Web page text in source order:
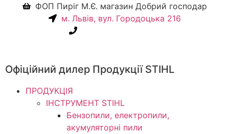
ФОП Пиріг М.Є. магазин Добрий господар
м. Львів, вул. Городоцька 216
Офіційний дилер Продукції STIHL
ПРОДУКЦІЯ
ІНСТРУМЕНТ STIHL
Бензопили, електропили,
акумуляторні пили